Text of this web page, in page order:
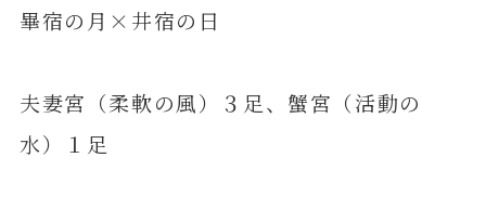
畢宿の月×井宿の日
夫妻宮（柔軟の風）３足、蟹宮（活動の
水）１足